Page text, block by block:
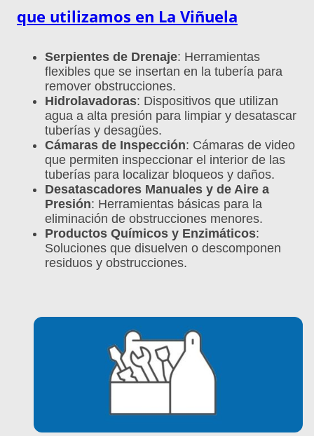
que utilizamos en La Viñuela
Serpientes de Drenaje: Herramientas
flexibles que se insertan en la tubería para
remover obstrucciones.
Hidrolavadoras: Dispositivos que utilizan
agua a alta presión para limpiar y desatascar
tuberías y desagües.
Cámaras de Inspección: Cámaras de video
que permiten inspeccionar el interior de las
tuberías para localizar bloqueos y daños.
Desatascadores Manuales y de Aire a
Presión: Herramientas básicas para la
eliminación de obstrucciones menores.
Productos Químicos y Enzimáticos:
Soluciones que disuelven o descomponen
residuos y obstrucciones.